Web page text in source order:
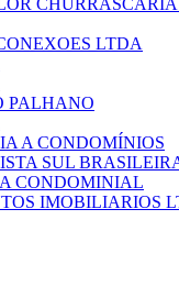
LTDA
PALHANO
A CONDOMÍNIOS
SUL
CONDOMINIAL
IMOBILIARIOS